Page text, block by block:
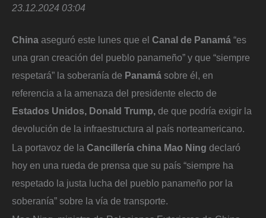
23.12.2024 03:04
China aseguró este lunes que el Canal de Panamá “es
una gran creación del pueblo panameño” y que “siempre
respetará” la soberanía de Panamá sobre él, en
referencia a la amenaza del presidente electo de
Estados Unidos, Donald Trump, de que podría exigir la
devolución de la infraestructura al país norteamericano.
La portavoz de la Cancillería china Mao Ning declaró
hoy en una rueda de prensa que su país “siempre ha
respetado la justa lucha del pueblo panameño por la
soberanía” sobre la vía de transporte.